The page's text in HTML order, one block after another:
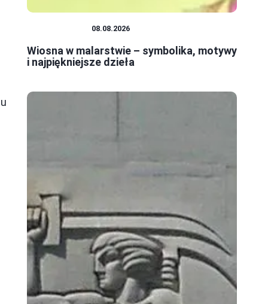
08.08.2026
Wiosna w malarstwie – symbolika, motywy
i najpiękniejsze dzieła